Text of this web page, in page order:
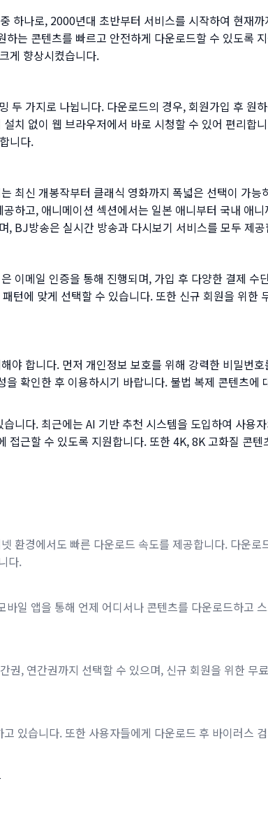
하나로, 2000년대 초반부터 서비스를 시작하여 현재
는 콘텐츠를 빠르고 안전하게 다운로드할 수 있도록
게 향상시켰습니다.
두 가지로 나뉩니다. 다운로드의 경우, 회원가입 후 원
치 없이 웹 브라우저에서 바로 시청할 수 있어 편리합
니다.
최신 개봉작부터 클래식 영화까지 폭넓은 선택이 가
하고, 애니메이션 섹션에서는 일본 애니부터 국내 애
, BJ방송은 실시간 방송과 다시보기 서비스를 모두 제
이메일 인증을 통해 진행되며, 가입 후 다양한 결제 수
턴에 맞게 선택할 수 있습니다. 또한 신규 회원을 위한
야 합니다. 먼저 개인정보 보호를 위해 강력한 비밀번
확인한 후 이용하시기 바랍니다. 불법 복제 콘텐츠에
니다. 최근에는 AI 기반 추천 시스템을 도입하여 사용
근할 수 있도록 지원합니다. 또한 4K, 8K 고화질 콘
환경에서도 빠른 다운로드 속도를 제공합니다. 다운
다.
일 앱을 통해 언제 어디서나 콘텐츠를 다운로드하고
, 연간권까지 선택할 수 있으며, 신규 회원을 위한 무
있습니다. 또한 사용자들에게 다운로드 후 바이러스